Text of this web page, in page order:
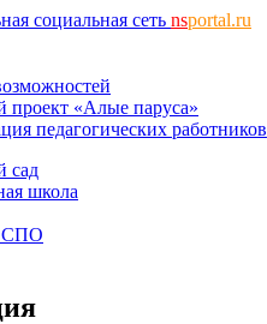
социальная сеть nsportal.ru
проект «Алые паруса»
педагогических работников
сад
школа